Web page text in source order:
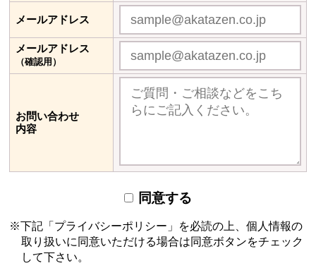
メールアドレス
メールアドレス
（確認用）
お問い合わせ
内容
同意する
下記「プライバシーポリシー」を必読の上、個人情報の
取り扱いに同意いただける場合は同意ボタンをチェック
して下さい。